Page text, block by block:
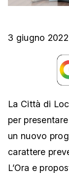
3 giugno 2022
La Città di
per
un nuovo
carattere
L’Ora e